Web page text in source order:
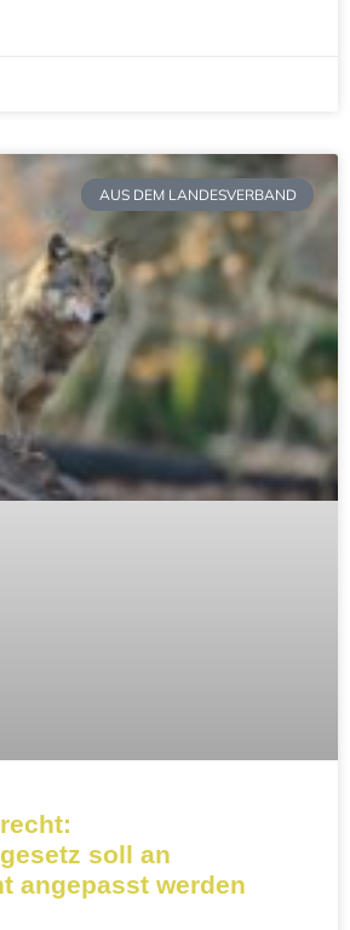
AUS DEM LANDESVERBAND
soll an
angepasst werden